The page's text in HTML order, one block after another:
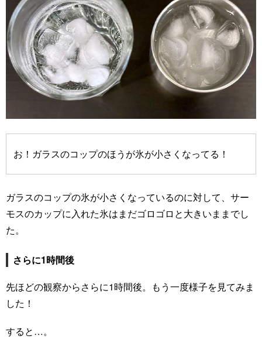
お！ガラスのコップのほうが氷が小さくなってる！
ガラスのコップの氷が小さくなっているのに対して、サー
モスのカップに入れた氷はまだゴロゴロと大きいままでし
た。
さらに1時間後
先ほどの観察からさらに1時間後。もう一度様子を見てみま
した！
すると…。